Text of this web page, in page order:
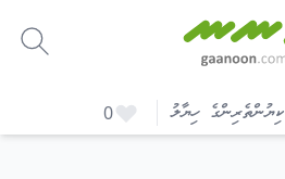
ކިޔުންތެރިންގެ ހިޔާލު 0